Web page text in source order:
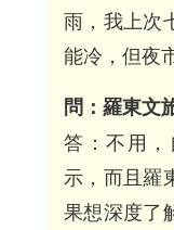
雨，我上次
能冷，但夜
問：羅東文
答：不用
示，而且羅
果想深度了